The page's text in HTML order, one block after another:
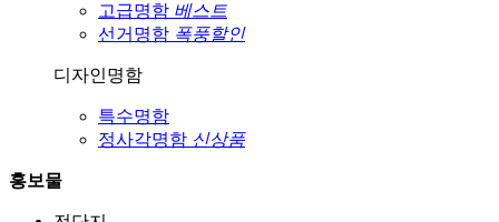
고급명함 베스트
선거명함 폭풍할인
디자인명함
특수명함
정사각명함 신상품
홍보물